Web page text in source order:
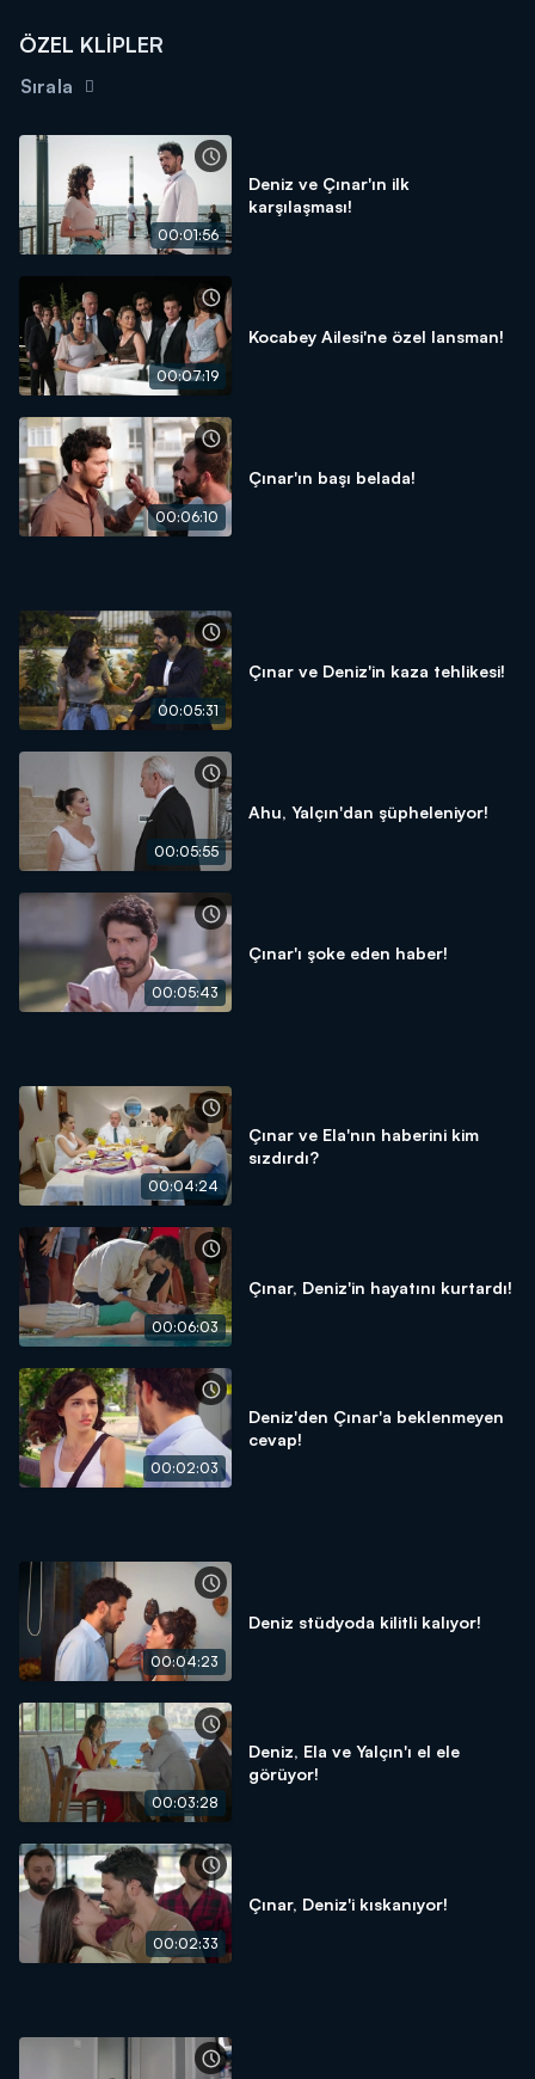
ÖZEL KLİPLER
Sırala
00:01:56
Deniz ve Çınar'ın ilk
karşılaşması!
00:07:19
Kocabey Ailesi'ne özel lansman!
00:06:10
Çınar'ın başı belada!
00:05:31
Çınar ve Deniz'in kaza tehlikesi!
00:05:55
Ahu, Yalçın'dan şüpheleniyor!
00:05:43
Çınar'ı şoke eden haber!
00:04:24
Çınar ve Ela'nın haberini kim
sızdırdı?
00:06:03
Çınar, Deniz'in hayatını kurtardı!
00:02:03
Deniz'den Çınar'a beklenmeyen
cevap!
00:04:23
Deniz stüdyoda kilitli kalıyor!
00:03:28
Deniz, Ela ve Yalçın'ı el ele
görüyor!
00:02:33
Çınar, Deniz'i kıskanıyor!